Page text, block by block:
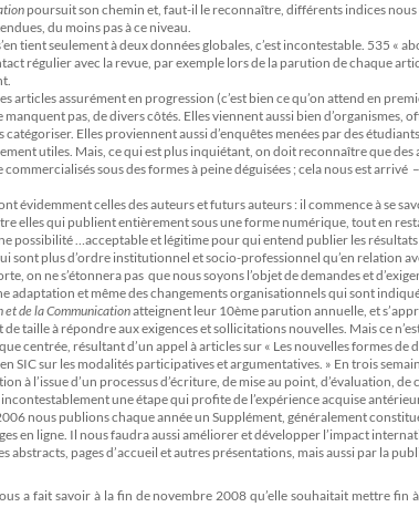
poursuit son chemin et, faut-il le reconnaître, différents indices
du moins pas à ce niveau.
tient seulement à deux données globales, c’est incontestable. 535 «
régulier avec la revue, par exemple lors de la parution de chaque
articles assurément en progression (c’est bien ce qu’on attend en
pas, de divers côtés. Elles viennent aussi bien d’organismes,
catégoriser. Elles proviennent aussi d’enquêtes menées par des
utiles. Mais, ce qui est plus inquiétant, on doit reconnaître que
sous des formes à peine déguisées ; cela nous est arrivé
évidemment celles des auteurs et futurs auteurs : il commence à se
elles qui publient entièrement sous une forme numérique, tout en
possibilité …acceptable et légitime pour qui entend publier les
sont plus d’ordre institutionnel et socio-professionnel qu’en relation
on ne s’étonnera pas que nous soyons l’objet de demandes et
adaptation et même des changements organisationnels qui sont
et de la Communicationatteignent leur 10ème parution annuelle, et
taille à répondre aux exigences et sollicitations nouvelles. Mais ce
centrée, résultant d’un appel à articles sur « Les nouvelles formes de
SIC sur les modalités participatives et argumentatives. » En trois
à l’issue d’un processus d’écriture, de mise au point, d’évaluation,
une étape qui profite de l’expérience acquise
nous publions chaque année un Supplément, généralement
en ligne. Il nous faudra aussi améliorer et développer l’impact
abstracts, pages d’accueil et autres présentations, mais aussi par la
a fait savoir à la fin de novembre 2008 qu’elle souhaitait mettre fin